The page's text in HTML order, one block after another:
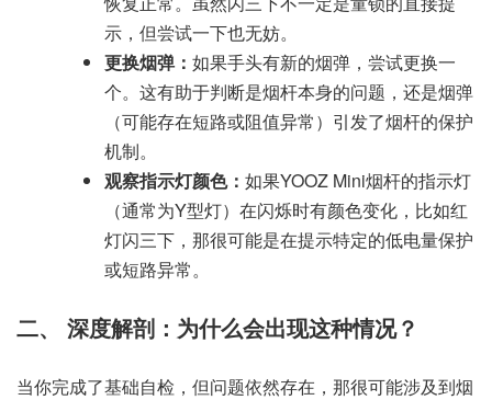
示，但尝试一下也无妨。
更换烟弹： 如果手头有新的烟弹，尝试更换一
个。这有助于判断是烟杆本身的问题，还是烟弹
（可能存在短路或阻值异常）引发了烟杆的保护
机制。
观察指示灯颜色： 如果YOOZ Mini烟杆的指示灯
（通常为Y型灯）在闪烁时有颜色变化，比如红
灯闪三下，那很可能是在提示特定的低电量保护
或短路异常。
二、 深度解剖：为什么会出现这种情况？
当你完成了基础自检，但问题依然存在，那很可能涉及到烟